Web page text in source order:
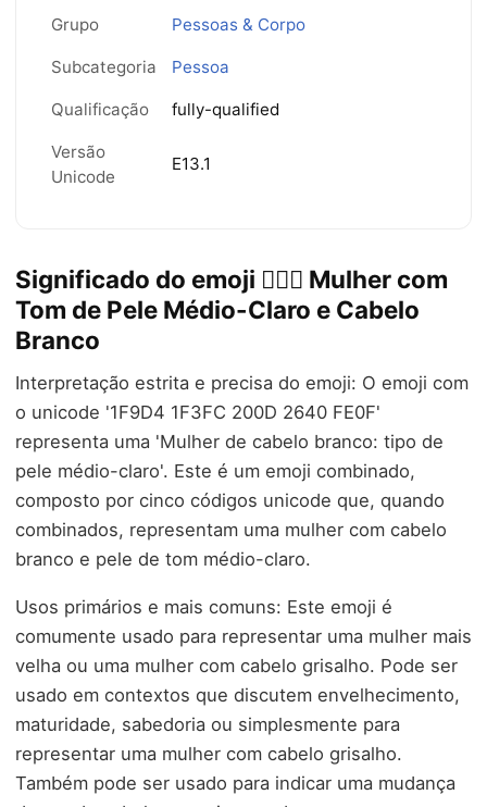
Grupo Pessoas & Corpo
Subcategoria Pessoa
Qualificação fully-qualified
Versão
Unicode
E13.1
Significado do emoji 🧔🏼‍♀️ Mulher com
Tom de Pele Médio-Claro e Cabelo
Branco
Interpretação estrita e precisa do emoji: O emoji com
o unicode '1F9D4 1F3FC 200D 2640 FE0F'
representa uma 'Mulher de cabelo branco: tipo de
pele médio-claro'. Este é um emoji combinado,
composto por cinco códigos unicode que, quando
combinados, representam uma mulher com cabelo
branco e pele de tom médio-claro.
Usos primários e mais comuns: Este emoji é
comumente usado para representar uma mulher mais
velha ou uma mulher com cabelo grisalho. Pode ser
usado em contextos que discutem envelhecimento,
maturidade, sabedoria ou simplesmente para
representar uma mulher com cabelo grisalho.
Também pode ser usado para indicar uma mudança